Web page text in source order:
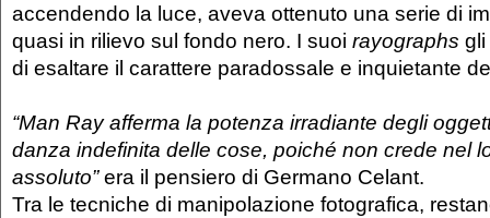
accendendo la luce, aveva ottenuto una serie di
quasi in rilievo sul fondo nero. I suoi rayographs
di esaltare il carattere paradossale e inquietante
“Man Ray afferma la potenza irradiante degli
danza indefinita delle cose, poiché non crede nel
assoluto”era il pensiero di Germano Celant.
Tra le tecniche di manipolazione fotografica,